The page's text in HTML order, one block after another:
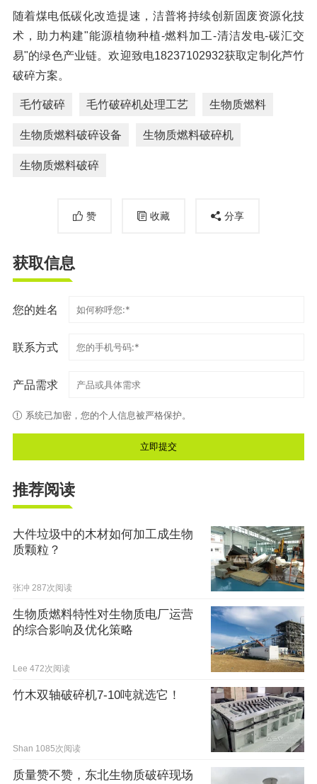
随着煤电低碳化改造提速，洁普将持续创新固废资源化技
术，助力构建"能源植物种植-燃料加工-清洁发电-碳汇交
易"的绿色产业链。欢迎致电18237102932获取定制化芦竹
破碎方案。
毛竹破碎 毛竹破碎机处理工艺 生物质燃料
生物质燃料破碎设备 生物质燃料破碎机
生物质燃料破碎
赞 收藏 分享
获取信息
您的姓名
联系方式
产品需求
系统已加密，您的个人信息被严格保护。
推荐阅读
大件垃圾中的木材如何加工成生物
质颗粒？
张冲 287次阅读
生物质燃料特性对生物质电厂运营
的综合影响及优化策略
Lee 472次阅读
竹木双轴破碎机7-10吨就选它！
Shan 1085次阅读
质量赞不赞，东北生物质破碎现场